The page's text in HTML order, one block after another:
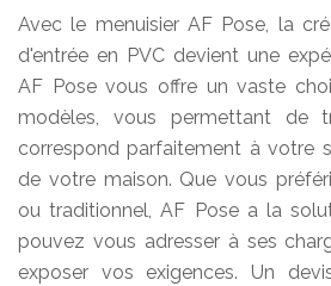
Avec le menuisier AF Pose, la
d'entrée en PVC devient une
AF Pose vous offre un vaste
modèles, vous permettant de
correspond parfaitement à votre
de votre maison. Que vous
ou traditionnel, AF Pose a la
pouvez vous adresser à ses
exposer vos exigences. Un